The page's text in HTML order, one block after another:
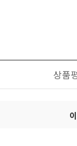
상품